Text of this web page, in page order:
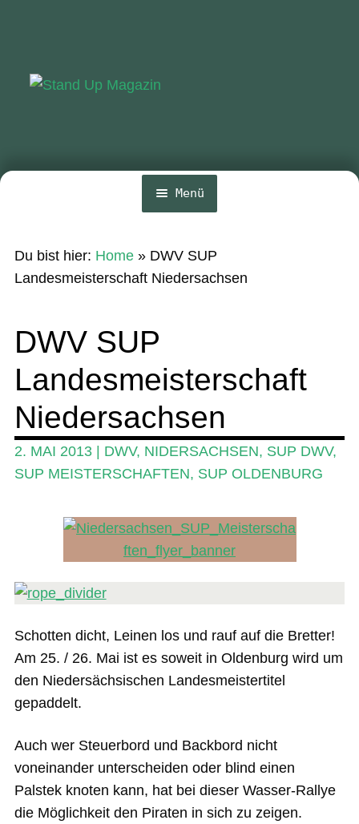
Menü
SUP-Events
Ratgeber
Stand Up Magazin TV
SPOT FINDER
Du bist hier: Home» DWV SUP
Landesmeisterschaft Niedersachsen
DWV SUP
Landesmeisterschaft
Niedersachsen
2. MAI 2013| DWV, NIDERSACHSEN, SUP DWV,
SUP MEISTERSCHAFTEN, SUP OLDENBURG
Schotten dicht, Leinen los und rauf auf die Bretter!
Am 25. / 26. Mai ist es soweit in Oldenburg wird um
den Niedersächsischen Landesmeistertitel
gepaddelt.
Auch wer Steuerbord und Backbord nicht
voneinander unterscheiden oder blind einen
Palstek knoten kann, hat bei dieser Wasser-Rallye
die Möglichkeit den Piraten in sich zu zeigen.